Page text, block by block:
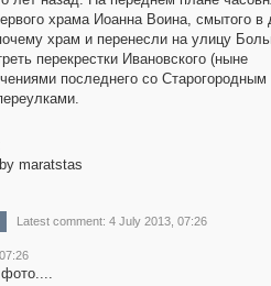
храма Иоанна Воина, смытого в
храм и перенесли на улицу
перекрестки Ивановского (ныне
последнего со
maratstas
Latest comment: 4 July 2013, 07:26
фото....